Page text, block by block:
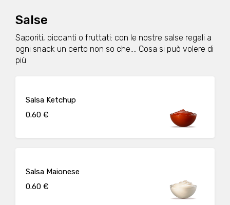
Salse
Saporiti, piccanti o fruttati: con le nostre salse regali a
ogni snack un certo non so che.... Cosa si può volere di
più
Salsa Ketchup
0.60 €
Salsa Maionese
0.60 €